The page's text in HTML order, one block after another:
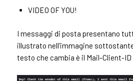
VIDEO OF YOU!
I messaggi di posta presentano
illustrato nell’immagine
testo che cambia è il Mail-Client-ID